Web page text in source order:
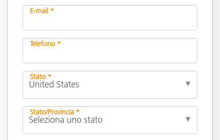
E-mail *
Telefono *
Stato *
Stato/Provincia *